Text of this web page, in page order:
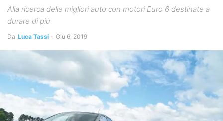
Alla ricerca delle migliori auto con motori Euro 6 destinate a
durare di più
Da Luca Tassi - Giu 6, 2019